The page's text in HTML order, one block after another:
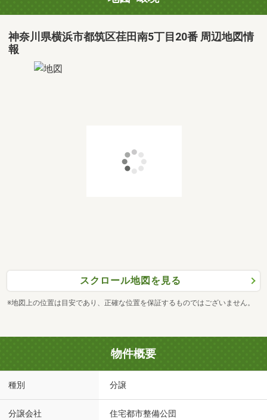
神奈川県横浜市都筑区荏田南5丁目20番 周辺地図情
報
スクロール地図を見る
※地図上の位置は目安であり、正確な位置を保証するものではございません。
物件概要
種別 分譲
分譲会社 住宅都市整備公団